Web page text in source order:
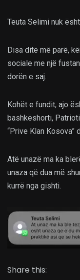
Teuta Selimi nuk
Disa ditë më parë,
sociale me një
dorën e saj.
Kohët e fundit, ajo
bashkëshorti,
“Prive Klan Kosova”
Atë unazë ma ka
unaza që dua më
kurrë nga gishti.
Share this: